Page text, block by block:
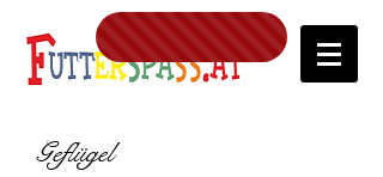
Geflügel